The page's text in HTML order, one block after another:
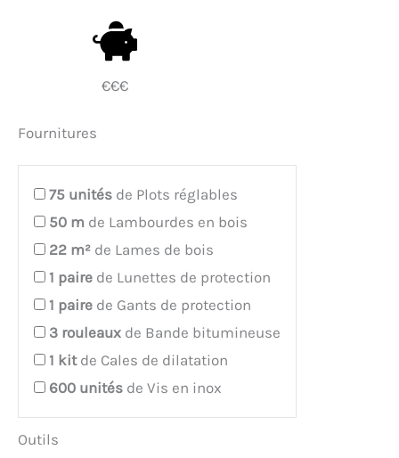
€€€
Fournitures
75 unités de Plots réglables
50 m de Lambourdes en bois
22 m² de Lames de bois
1 paire de Lunettes de protection
1 paire de Gants de protection
3 rouleaux de Bande bitumineuse
1 kitde Cales de dilatation
600 unités de Vis en inox
Outils